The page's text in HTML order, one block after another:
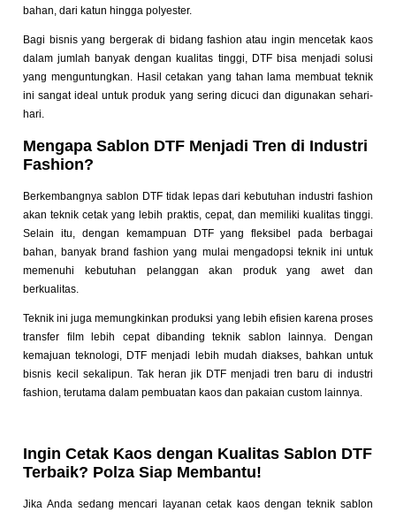
bahan, dari katun hingga polyester.
Bagi bisnis yang bergerak di bidang fashion atau ingin mencetak kaos
dalam jumlah banyak dengan kualitas tinggi, DTF bisa menjadi solusi
yang menguntungkan. Hasil cetakan yang tahan lama membuat teknik
ini sangat ideal untuk produk yang sering dicuci dan digunakan sehari-
hari.
Mengapa Sablon DTF Menjadi Tren di Industri
Fashion?
Berkembangnya sablon DTF tidak lepas dari kebutuhan industri fashion
akan teknik cetak yang lebih praktis, cepat, dan memiliki kualitas tinggi.
Selain itu, dengan kemampuan DTF yang fleksibel pada berbagai
bahan, banyak brand fashion yang mulai mengadopsi teknik ini untuk
memenuhi kebutuhan pelanggan akan produk yang awet dan
berkualitas.
Teknik ini juga memungkinkan produksi yang lebih efisien karena proses
transfer film lebih cepat dibanding teknik sablon lainnya. Dengan
kemajuan teknologi, DTF menjadi lebih mudah diakses, bahkan untuk
bisnis kecil sekalipun. Tak heran jik DTF menjadi tren baru di industri
fashion, terutama dalam pembuatan kaos dan pakaian custom lainnya.
Ingin Cetak Kaos dengan Kualitas Sablon DTF
Terbaik? Polza Siap Membantu!
Jika Anda sedang mencari layanan cetak kaos dengan teknik sablon